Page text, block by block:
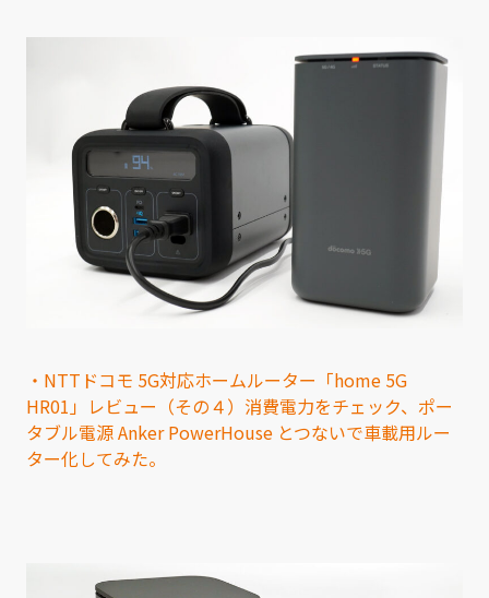
・NTTドコモ 5G対応ホームルーター「home 5G
HR01」レビュー（その４）消費電力をチェック、ポー
タブル電源 Anker PowerHouse とつないで車載用ルー
ター化してみた。